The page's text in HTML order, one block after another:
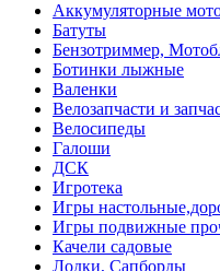
Аккумуляторные
Батуты
Бензотриммер,
Ботинки лыжные
Валенки
Велозапчасти и
Велосипеды
Галоши
ДСК
Игротека
Игры
Игры подвижные
Качели садовые
Лодки, Сапборды